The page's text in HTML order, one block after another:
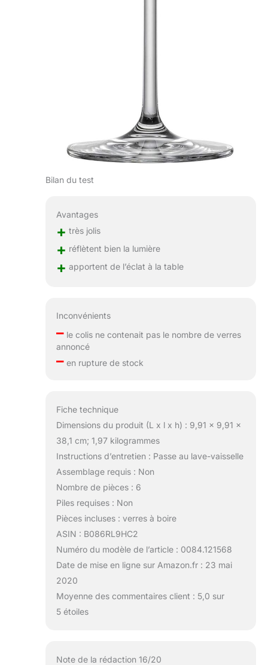
Bilan du test
Avantages
+ très jolis
+ réflètent bien la lumière
+ apportent de l’éclat à la table
Inconvénients
–le colis ne contenait pas le nombre de verres
annoncé
–en rupture de stock
Fiche technique
Dimensions du produit (L x l x h) : 9,91 x 9,91 x
38,1 cm; 1,97 kilogrammes
Instructions d’entretien : Passe au lave-vaisselle
Assemblage requis : Non
Nombre de pièces : 6
Piles requises : Non
Pièces incluses : verres à boire
ASIN : B086RL9HC2
Numéro du modèle de l’article : 0084.121568
Date de mise en ligne sur Amazon.fr : 23 mai
2020
Moyenne des commentaires client : 5,0 sur
5 étoiles
Note de la rédaction 16/20